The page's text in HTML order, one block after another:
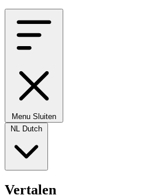
Menu Sluiten
NL Dutch
Vertalen